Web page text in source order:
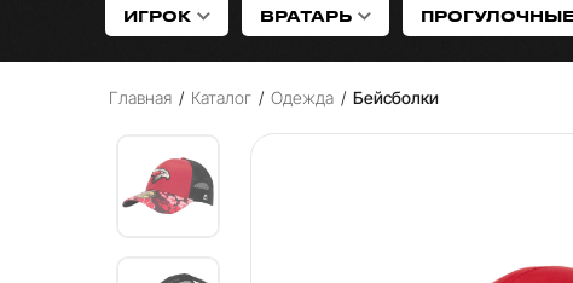
ИГРОК ВРАТАРЬ
Главная / Каталог / Одежда / Бейсболки